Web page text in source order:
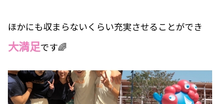
ほかにも収まらないくらい充実させることができ
大満足です🌈